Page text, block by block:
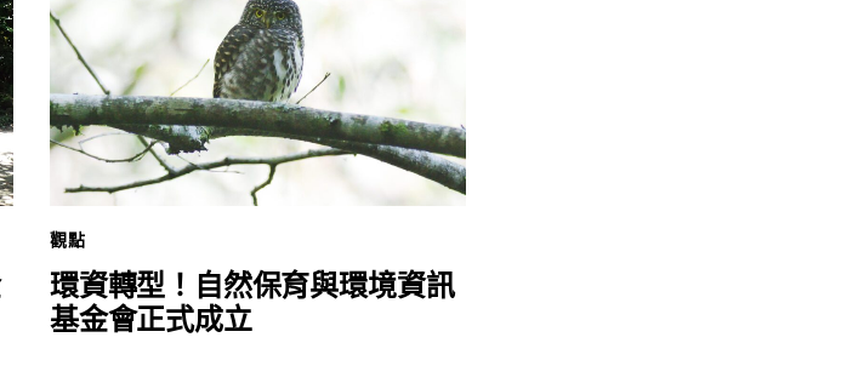
觀點
環資轉型！自然保育與環境資訊
基金會正式成立